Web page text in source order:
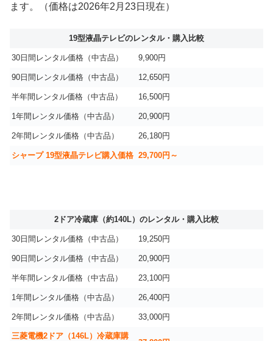
ます。（価格は2026年2月23日現在）
19型液晶テレビのレンタル・購入比較
30日間レンタル価格（中古品） 9,900円
90日間レンタル価格（中古品） 12,650円
半年間レンタル価格（中古品） 16,500円
1年間レンタル価格（中古品） 20,900円
2年間レンタル価格（中古品） 26,180円
シャープ 19型液晶テレビ購入価格 29,700円～
2ドア冷蔵庫（約140L）のレンタル・購入比較
30日間レンタル価格（中古品） 19,250円
90日間レンタル価格（中古品） 20,900円
半年間レンタル価格（中古品） 23,100円
1年間レンタル価格（中古品） 26,400円
2年間レンタル価格（中古品） 33,000円
三菱電機2ドア（146L）冷蔵庫購